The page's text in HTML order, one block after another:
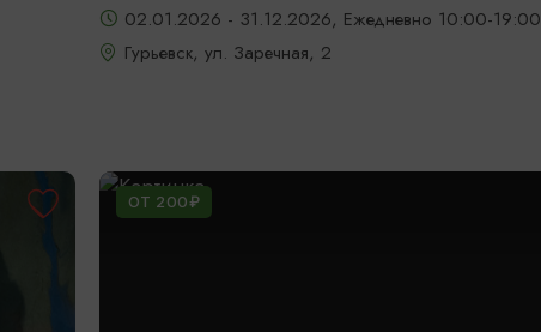
02.01.2026 - 31.12.2026, Ежедневно 10:00-19:00
Гурьевск, ул. Заречная, 2
ОТ 200₽